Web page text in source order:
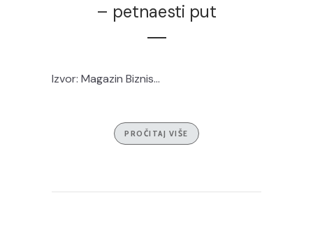
– petnaesti put
Izvor: Magazin Biznis...
PROČITAJ VIŠE